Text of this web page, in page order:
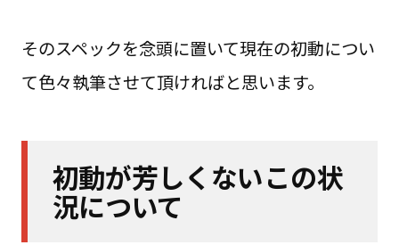
そのスペックを念頭に置いて現在の初動につい
て色々執筆させて頂ければと思います。
初動が芳しくないこの状
況について